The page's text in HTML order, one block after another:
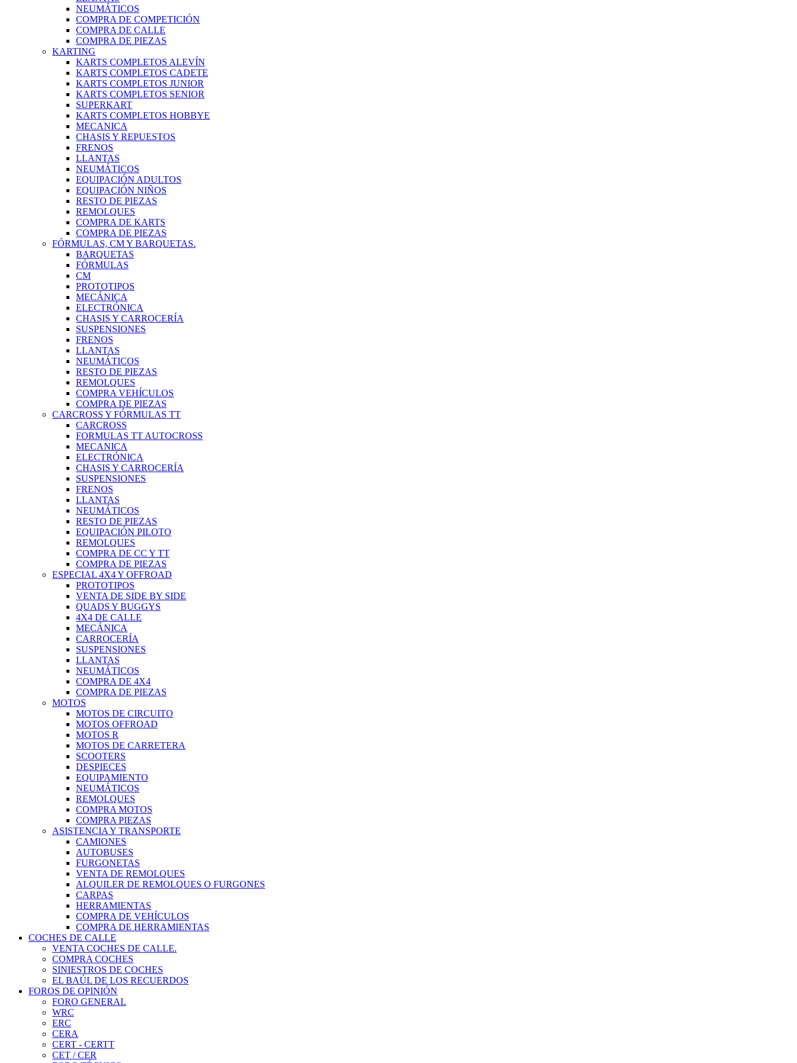
NEUMÁTICOS
COMPRA DE COMPETICIÓN
COMPRA DE CALLE
COMPRA DE PIEZAS
KARTING
KARTS COMPLETOS ALEVÍN
KARTS COMPLETOS CADETE
KARTS COMPLETOS JUNIOR
KARTS COMPLETOS SENIOR
SUPERKART
KARTS COMPLETOS HOBBYE
MECANICA
CHASIS Y REPUESTOS
FRENOS
LLANTAS
NEUMÁTICOS
EQUIPACIÓN ADULTOS
EQUIPACIÓN NIÑOS
RESTO DE PIEZAS
REMOLQUES
COMPRA DE KARTS
COMPRA DE PIEZAS
FÓRMULAS, CM Y BARQUETAS.
BARQUETAS
FÓRMULAS
CM
PROTOTIPOS
MECÁNICA
ELECTRÓNICA
CHASIS Y CARROCERÍA
SUSPENSIONES
FRENOS
LLANTAS
NEUMÁTICOS
RESTO DE PIEZAS
REMOLQUES
COMPRA VEHÍCULOS
COMPRA DE PIEZAS
CARCROSS Y FÓRMULAS TT
CARCROSS
FORMULAS TT AUTOCROSS
MECANICA
ELECTRÓNICA
CHASIS Y CARROCERÍA
SUSPENSIONES
FRENOS
LLANTAS
NEUMÁTICOS
RESTO DE PIEZAS
EQUIPACIÓN PILOTO
REMOLQUES
COMPRA DE CC Y TT
COMPRA DE PIEZAS
ESPECIAL 4X4 Y OFFROAD
PROTOTIPOS
VENTA DE SIDE BY SIDE
QUADS Y BUGGYS
4X4 DE CALLE
MECÁNICA
CARROCERÍA
SUSPENSIONES
LLANTAS
NEUMÁTICOS
COMPRA DE 4X4
COMPRA DE PIEZAS
MOTOS
MOTOS DE CIRCUITO
MOTOS OFFROAD
MOTOS R
MOTOS DE CARRETERA
SCOOTERS
DESPIECES
EQUIPAMIENTO
NEUMÁTICOS
REMOLQUES
COMPRA MOTOS
COMPRA PIEZAS
ASISTENCIA Y TRANSPORTE
CAMIONES
AUTOBUSES
FURGONETAS
VENTA DE REMOLQUES
ALQUILER DE REMOLQUES O FURGONES
CARPAS
HERRAMIENTAS
COMPRA DE VEHÍCULOS
COMPRA DE HERRAMIENTAS
COCHES DE CALLE
VENTA COCHES DE CALLE.
COMPRA COCHES
SINIESTROS DE COCHES
EL BAÚL DE LOS RECUERDOS
FOROS DE OPINIÓN
FORO GENERAL
WRC
ERC
CERA
CERT - CERTT
CET / CER